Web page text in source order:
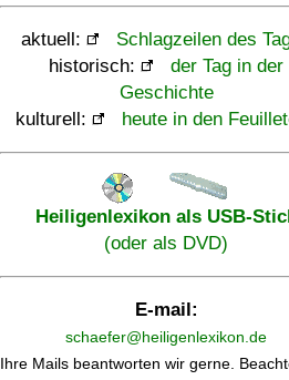
aktuell:
Schlagzeilen des
historisch:
der Tag in der
Geschichte
kulturell:
heute in den
Heiligenlexikon als USB-
(oder als DVD)
E-mail:
schaefer@heiligenlexikon.de
Ihre Mails beantworten wir gerne.